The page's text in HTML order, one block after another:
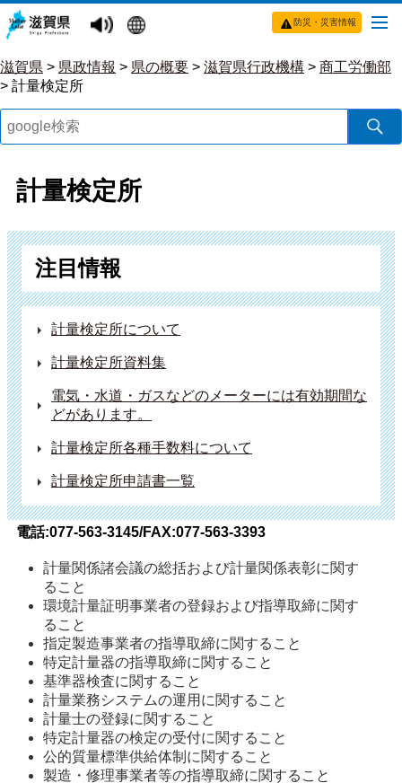
防災・災害情報
滋賀県 > 県政情報 > 県の概要 > 滋賀県行政機構 > 商工労働部
> 計量検定所
計量検定所
注目情報
計量検定所について
計量検定所資料集
電気・水道・ガスなどのメーターには有効期間な
どがあります。
計量検定所各種手数料について
計量検定所申請書一覧
電話:077-563-3145/FAX:077-563-3393
計量関係諸会議の総括および計量関係表彰に関す
ること
環境計量証明事業者の登録および指導取締に関す
ること
指定製造事業者の指導取締に関すること
特定計量器の指導取締に関すること
基準器検査に関すること
計量業務システムの運用に関すること
計量士の登録に関すること
特定計量器の検定の受付に関すること
公的質量標準供給体制に関すること
製造・修理事業者等の指導取締に関すること